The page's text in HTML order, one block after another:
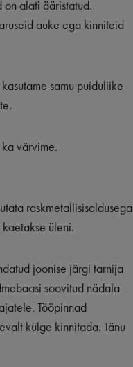
on alati ääristatud.
auke ega kinniteid
samu puiduliike
värvime.
raskmetallisisaldusega
üleni.
joonise järgi tarnija
soovitud nädala
Tööpinnad
külge kinnitada. Tänu